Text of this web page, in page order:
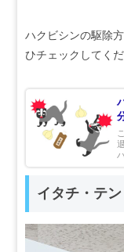
ハクビシンの駆除
ひチェックしてくだ
イタチ・テ